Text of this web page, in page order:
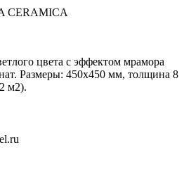
CERAMICA
цвета с эффектом мрамора
Размеры: 450x450 мм, толщина 8
м2).